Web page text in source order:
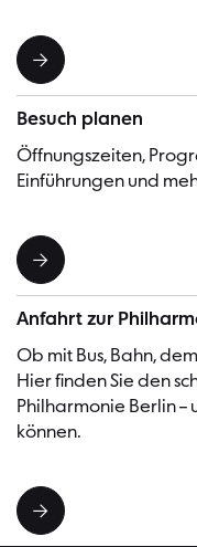
Besuch planen
Öffnungszeiten,
Einführungen und
Anfahrt zur
Ob mit Bus, Bahn,
Hier finden Sie den
Philharmonie Berlin
können.